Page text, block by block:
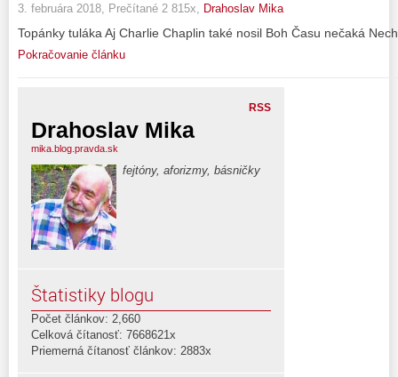
3. februára 2018, Prečítané 2 815x, Drahoslav Mika
Topánky tuláka Aj Charlie Chaplin také nosil Boh Času nečaká
Pokračovanie článku
RSS
Drahoslav Mika
mika.blog.pravda.sk
fejtóny, aforizmy, básničky
Štatistiky blogu
Počet článkov: 2,660
Celková čítanosť: 7668621x
Priemerná čítanosť článkov: 2883x